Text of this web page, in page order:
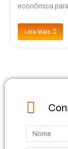
econômica
Leia Mais